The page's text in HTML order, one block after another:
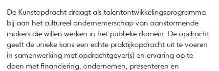
De Kunstopdracht draagt als talentontwikkelingsprogramma
bij aan het cultureel ondernemerschap van aanstormende
makers die willen werken in het publieke domein. De opdracht
geeft de unieke kans een echte praktijkopdracht uit te voeren
in samenwerking met opdrachtgever(s) en ervaring op te
doen met financiering, ondernemen, presenteren en